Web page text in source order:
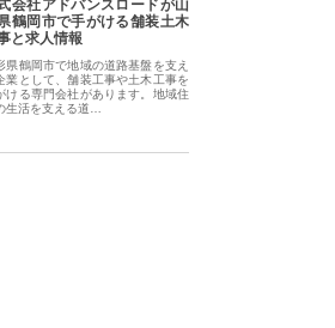
会社アドバンスロードが山
鶴岡市で手がける舗装土木
と求人情報
県鶴岡市で地域の道路基盤を支え
業として、舗装工事や土木工事を
ける専門会社があります。地域住
生活を支える道…